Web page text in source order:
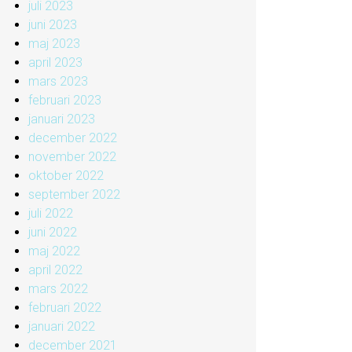
juli 2023
juni 2023
maj 2023
april 2023
mars 2023
februari 2023
januari 2023
december 2022
november 2022
oktober 2022
september 2022
juli 2022
juni 2022
maj 2022
april 2022
mars 2022
februari 2022
januari 2022
december 2021